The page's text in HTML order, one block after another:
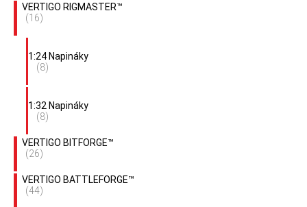
VERTIGO RIGMASTER™
(16)
1:24 Napináky
(8)
1:32 Napináky
(8)
VERTIGO BITFORGE™
(26)
VERTIGO BATTLEFORGE™
(44)